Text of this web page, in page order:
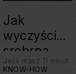
Jak
wyczyścić
srebrną
biżuterię?
Jeśli masz 11 minut
KNOW-HOW